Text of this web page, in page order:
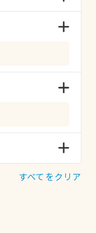
すべてをクリア